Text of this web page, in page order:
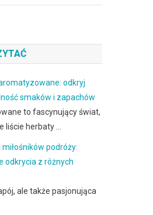
odkryj
smaków i zapachów
to fascynujący świat,
liście herbaty …
miłośników podróży:
odkrycia z różnych
ale także pasjonująca